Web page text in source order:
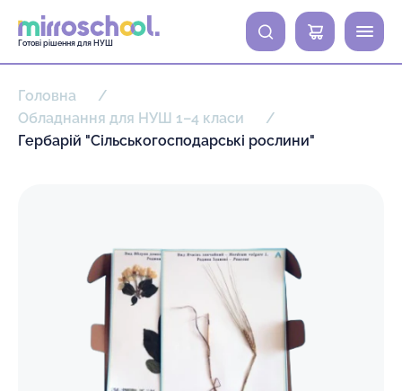
Готові рішення для НУШ
0
Головна
Обладнання для НУШ 1–4 класи
Гербарій "Сільськогосподарські рослини"